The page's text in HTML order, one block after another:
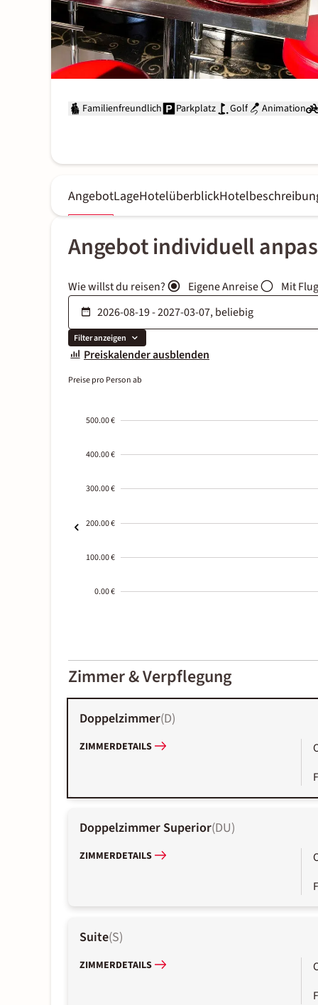
Familienfreundlich Parkplatz Golf Animation
AngebotLageHotelüberblick
Angebot individuell
Wie willst du reisen? Eigene Anreise Mit Flug
Filter anzeigen
Preiskalender ausblenden
Preise pro Person ab
500.00 €
400.00 €
300.00 €
200.00 €
100.00 €
0.00 €
01-02
Zimmer & Verpflegung
Doppelzimmer(D)
ZIMMERDETAILS
Doppelzimmer Superior(DU)
ZIMMERDETAILS
Suite(S)
ZIMMERDETAILS